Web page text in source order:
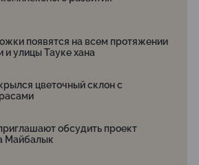
появятся на всем протяжении
и улицы Тауке хана
цветочный склон с
обсудить проект
Майбалык